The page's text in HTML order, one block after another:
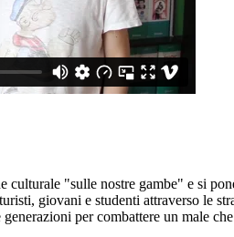
culturale "sulle nostre gambe" e si
giovani e studenti attraverso le
per combattere un male